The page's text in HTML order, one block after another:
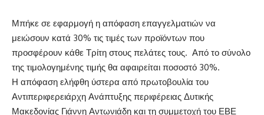
Μπήκε σε εφαρμογή η απόφαση επαγγελματιών να
μειώσουν κατά 30% τις τιμές των προϊόντων που
προσφέρουν κάθε Τρίτη στους πελάτες τους. Από το σύνολο
της τιμολογημένης τιμής θα αφαιρείται ποσοστό 30%.
Η απόφαση ελήφθη ύστερα από πρωτοβουλία του
Αντιπεριφερειάρχη Ανάπτυξης περιφέρειας Δυτικής
Μακεδονίας Γιάννη Αντωνιάδη και τη συμμετοχή του ΕΒΕ